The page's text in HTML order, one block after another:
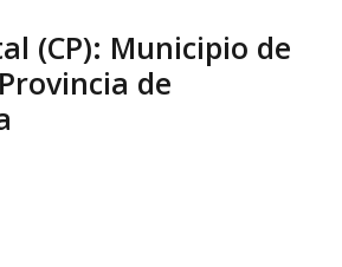
(CP): Municipio de
de